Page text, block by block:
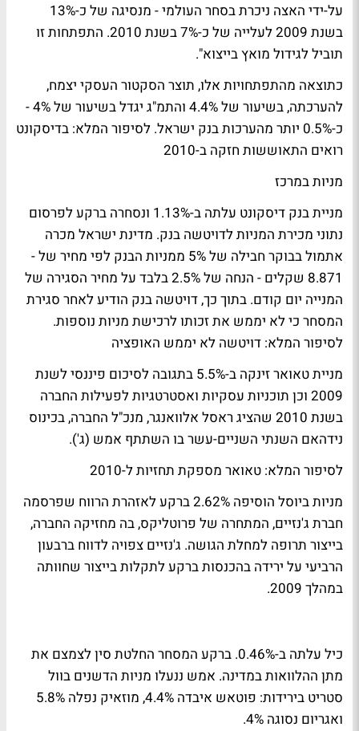
על-ידי האצה ניכרת בסחר העולמי - מנסיגה של כ-13%
בשנת 2009 לעלייה של כ-7% בשנת 2010. התפתחות זו
תוביל לגידול מואץ בייצוא".
כתוצאה מהתפתחויות אלו, תוצר הסקטור העסקי יצמח,
להערכתה, בשיעור של 4.4% והתמ"ג יגדל בשיעור של 4% -
כ-0.5% יותר מהערכות בנק ישראל.
לסיפור המלא: בדיסקונט
רואים התאוששות חזקה ב-2010
מניות במרכז
מניית בנק דיסקונט עלתה ב-1.13% ונסחרה ברקע לפרסום
נתוני מכירת המניות לדויטשה בנק. מדינת ישראל מכרה
אתמול בבוקר חבילה של 5% ממניות הבנק לפי מחיר של -
8.871 שקלים - הנחה של 2.5% בלבד על מחיר הסגירה של
המנייה יום קודם. בתוך כך, דויטשה בנק הודיע לאחר סגירת
המסחר כי לא יממש את זכותו לרכישת מניות נוספות.
לסיפור המלא: דויטשה לא יממש האופציה
מניית טאואר זינקה ב-5.5% בתגובה לסיכום פיננסי לשנת
2009 וכן תוכניות עסקיות ואסטרטגיות לפעילות החברה
בשנת 2010 שהציג ראסל אלוואנגר, מנכ"ל החברה, בכינוס
נידהאם השנתי השניים-עשר בו השתתף אמש (ג').
לסיפור המלא: טאואר מספקת תחזיות ל-2010
מניות ביוסל הוסיפה 2.62% ברקע לאזהרת הרווח שפרסמה
חברת ג'נזיים, המתחרה של פרוטליקס, בה מחזיקה החברה,
בייצור תרופה למחלת הגושה. ג'נזיים צפויה לדווח ברבעון
הרביעי על ירידה בהכנסות ברקע לתקלות בייצור שחוותה
במהלך 2009.
כיל עלתה ב-0.46%. ברקע המסחר החלטת סין לצמצם את
מתן ההלוואות במדינה. אמש ננעלו מניות הדשנים בוול
סטריט בירידות: פוטאש איבדה 4.4%, מוזאיק נפלה 5.8%
ואגריום נסוגה 4%.